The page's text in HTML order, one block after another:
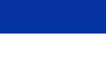
tietoliikenne-